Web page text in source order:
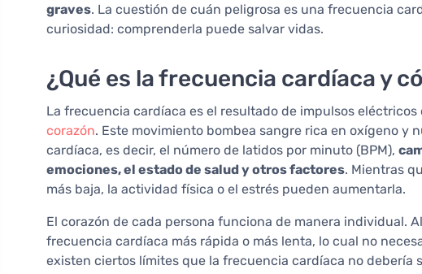
graves. La cuestión de cuán peligrosa es una frecuencia
curiosidad: comprenderla puede salvar vidas.
¿Qué es la frecuencia cardíaca y
La frecuencia cardíaca es el resultado de impulsos
corazón. Este movimiento bombea sangre rica en oxígeno y
cardíaca, es decir, el número de latidos por minuto (BPM),
emociones, el estado de salud y otros factores. Mientras
más baja, la actividad física o el estrés pueden aumentarla.
El corazón de cada persona funciona de manera individual.
frecuencia cardíaca más rápida o más lenta, lo cual no
existen ciertos límites que la frecuencia cardíaca no debería